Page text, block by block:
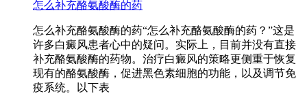
怎么补充酪氨酸酶的药
怎么补充酪氨酸酶的药“怎么补充酪氨酸酶的药？”这是
许多白癜风患者心中的疑问。实际上，目前并没有直接
补充酪氨酸酶的药物。治疗白癜风的策略更侧重于恢复
现有的酪氨酸酶，促进黑色素细胞的功能，以及调节免
疫系统。以下表